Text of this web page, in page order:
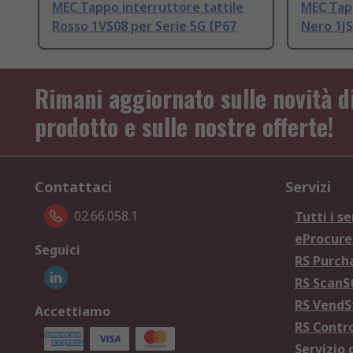
MEC Tappo interruttore tattile
Rosso 1VS08 per Serie 5G IP67
MEC
Nero
Rimani aggiornato sulle novità
prodotto e sulle nostre offerte!
Contattaci
02.66.058.1
Seguici
Accettiamo
Servizi
Tutti i
RS
RS
RS
RS
Servizio